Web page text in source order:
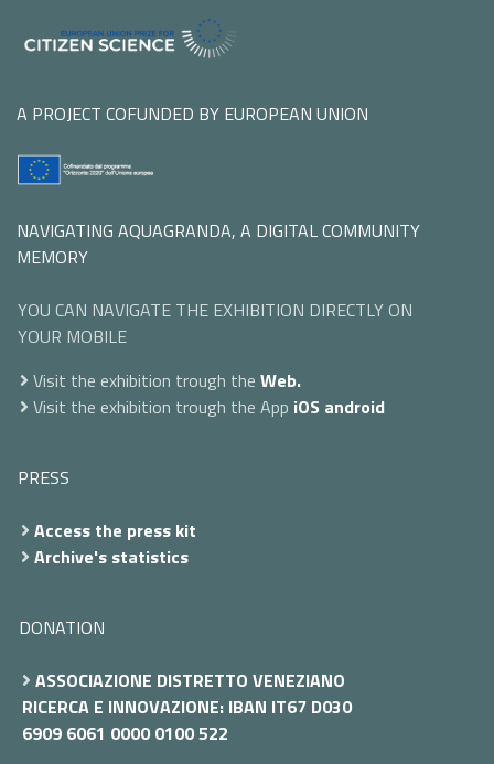
A PROJECT COFUNDED BY EUROPEAN UNION
NAVIGATING AQUAGRANDA, A DIGITAL COMMUNITY
MEMORY
YOU CAN NAVIGATE THE EXHIBITION DIRECTLY ON
YOUR MOBILE
Visit the exhibition trough the Web.
Visit the exhibition trough the App iOS android
PRESS
Access the press kit
Archive's statistics
DONATION
ASSOCIAZIONE DISTRETTO VENEZIANO
RICERCA E INNOVAZIONE: IBAN IT67 D030
6909 6061 0000 0100 522